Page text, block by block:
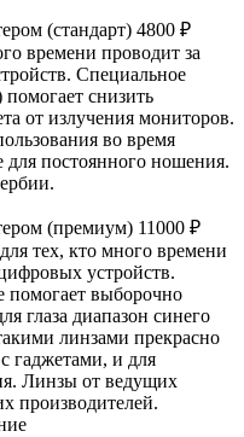
(стандарт) 4800 ₽
времени проводит за
Специальное
снизить
от излучения мониторов.
во время
для постоянного ношения.
(премиум) 11000 ₽
тех, кто много времени
устройств.
помогает выборочно
глаза диапазон синего
линзами прекрасно
гаджетами, и для
Линзы от ведущих
производителей.